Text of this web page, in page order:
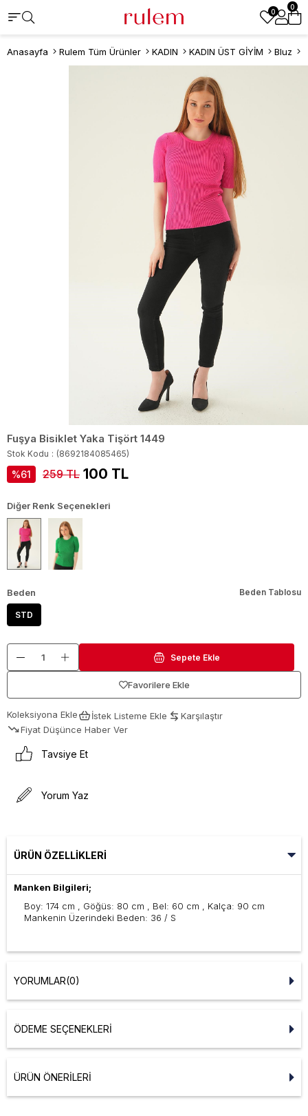
0
0
Anasayfa Rulem Tüm Ürünler KADIN KADIN ÜST GİYİM Bluz
Fuşya Bisiklet Yaka Tişört 1449
Stok Kodu (8692184085465)
61 259 TL 100 TL
Diğer Renk Seçenekleri
Beden
STD
Beden Tablosu
Favorilere Ekle
Koleksiyona Ekle İstek Listeme Ekle
Karşılaştır
Fiyat Düşünce Haber Ver
Tavsiye Et
Yorum Yaz
ÜRÜN ÖZELLIKLERI
Manken Bilgileri;
Boy: 174 cm , Göğüs: 80 cm , Bel: 60 cm , Kalça: 90 cm
Mankenin Üzerindeki Beden: 36 / S
YORUMLAR(0)
ÖDEME SEÇENEKLERI
ÜRÜN ÖNERILERI